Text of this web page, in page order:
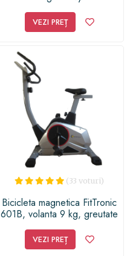
VEZI PREȚ
(33 voturi)
Bicicleta magnetica FitTronic
601B, volanta 9 kg, greutate
rezistenta la pedalare, display
mare, afisare functii utile
VEZI PREȚ